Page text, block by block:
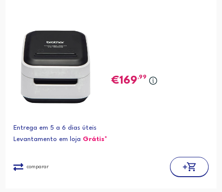
169,99
Entrega em 5 a 6 dias úteis
Levantamento em loja Grátis*
comparar